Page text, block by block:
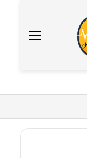
القائمة